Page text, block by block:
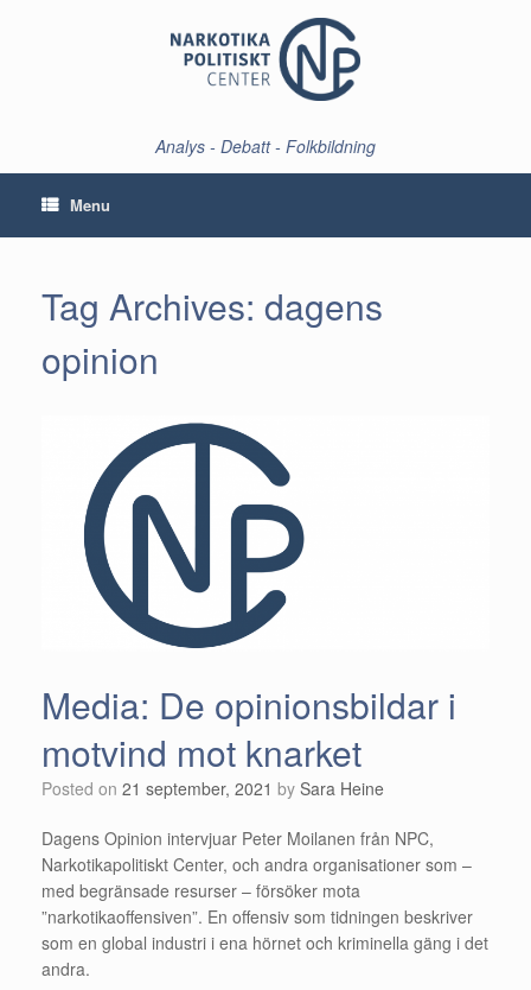
Analys - Debatt - Folkbildning
Menu
Tag Archives: dagens
opinion
Media: De opinionsbildar i
motvind mot knarket
Posted on 21 september, 2021 by Sara Heine
Dagens Opinion intervjuar Peter Moilanen från NPC,
Narkotikapolitiskt Center, och andra organisationer som –
med begränsade resurser – försöker mota
”narkotikaoffensiven”. En offensiv som tidningen beskriver
som en global industri i ena hörnet och kriminella gäng i det
andra.